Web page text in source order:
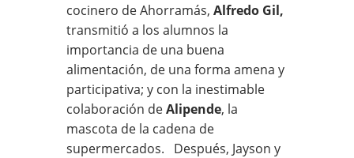
cocinero de Ahorramás, Alfredo Gil,
transmitió a los alumnos la
importancia de una buena
alimentación, de una forma amena y
participativa; y con la inestimable
colaboración deAlipende, la
mascota de la cadena de
supermercados. Después, Jayson y